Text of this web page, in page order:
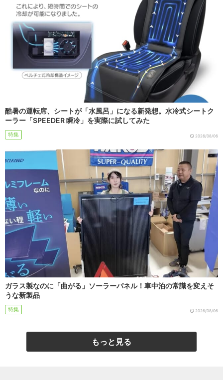
酷暑の運転席、シートが「水風呂」になる新発想。水冷式シートク
ーラー「SPEEDER 瞬冷」を実際に試してみた
特集 2026/08/06
ガラス製なのに「曲がる」ソーラーパネル！車中泊の常識を変えそ
うな新製品
特集 2026/08/06
もっと見る